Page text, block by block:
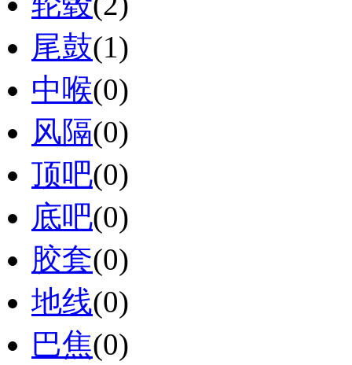
尾鼓(1)
中喉(0)
风隔(0)
顶吧(0)
底吧(0)
胶套(0)
地线(0)
巴焦(0)